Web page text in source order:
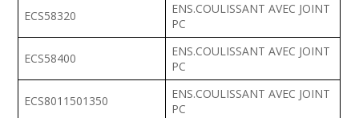
ECS58320
ENS.COULISSANT AVEC JOINT
PC
ECS58400
ENS.COULISSANT AVEC JOINT
PC
ECS8011501350
ENS.COULISSANT AVEC JOINT
PC